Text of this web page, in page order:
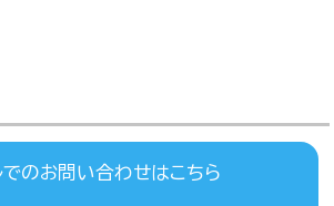
でのお問い合わせはこちら